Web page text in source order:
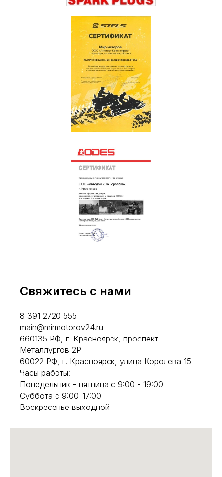
Свяжитесь с нами
8 391 2720 555
main@mirmotorov24.ru
660135 РФ, г. Красноярск, проспект
Металлургов 2Р
60022 РФ, г. Красноярск, улица Королева 15
Часы работы:
Понедельник - пятница с 9:00 - 19:00
Суббота с 9:00-17:00
Воскресенье выходной